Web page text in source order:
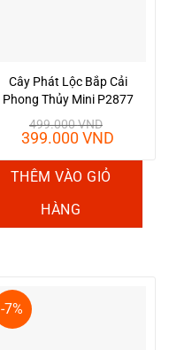
Cây Phát Lộc Bắp Cải
Phong Thủy Mini P2877
499.000VND
Giá
là:
499.000 VND.
399.000VND
THÊM VÀO GIỎ
HÀNG
-7%